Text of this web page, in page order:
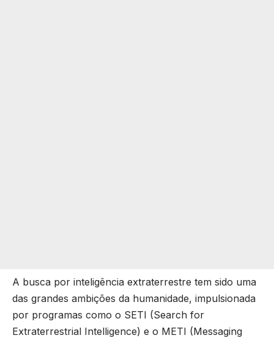
A busca por inteligência extraterrestre tem sido uma
das grandes ambições da humanidade, impulsionada
por programas como o SETI (Search for
Extraterrestrial Intelligence) e o METI (Messaging